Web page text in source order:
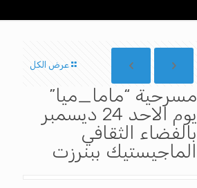
عرض الكل
مسرحية “ماما_ميا”
يوم الاحد 24 ديسمبر
بالفضاء الثقافي
الماجيستيك ببنرزت‎